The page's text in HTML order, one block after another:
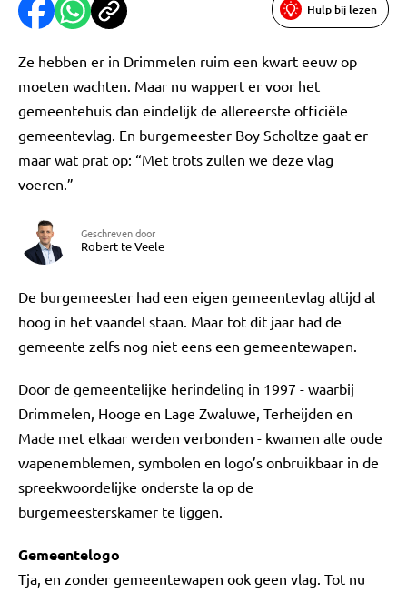
Hulp bij lezen
Ze hebben er in Drimmelen ruim een kwart eeuw op
moeten wachten. Maar nu wappert er voor het
gemeentehuis dan eindelijk de allereerste officiële
gemeentevlag. En burgemeester Boy Scholtze gaat er
maar wat prat op: “Met trots zullen we deze vlag
voeren.”
Geschreven door
Robert te Veele
De burgemeester had een eigen gemeentevlag altijd al
hoog in het vaandel staan. Maar tot dit jaar had de
gemeente zelfs nog niet eens een gemeentewapen.
Door de gemeentelijke herindeling in 1997 - waarbij
Drimmelen, Hooge en Lage Zwaluwe, Terheijden en
Made met elkaar werden verbonden - kwamen alle oude
wapenemblemen, symbolen en logo’s onbruikbaar in de
spreekwoordelijke onderste la op de
burgemeesterskamer te liggen.
Gemeentelogo
Tja, en zonder gemeentewapen ook geen vlag. Tot nu